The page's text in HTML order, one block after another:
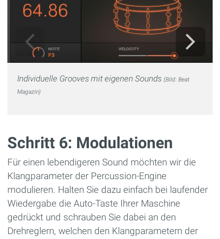
Individuelle Grooves mit eigenen Sounds (Bild: Beat
Magazin)
Schritt 6: Modulationen
Für einen lebendigeren Sound möchten wir die
Klangparameter der Percussion-Engine
modulieren. Halten Sie dazu einfach bei laufender
Wiedergabe die Auto-Taste Ihrer Maschine
gedrückt und schrauben Sie dabei an den
Drehreglern, welchen den Klangparametern der